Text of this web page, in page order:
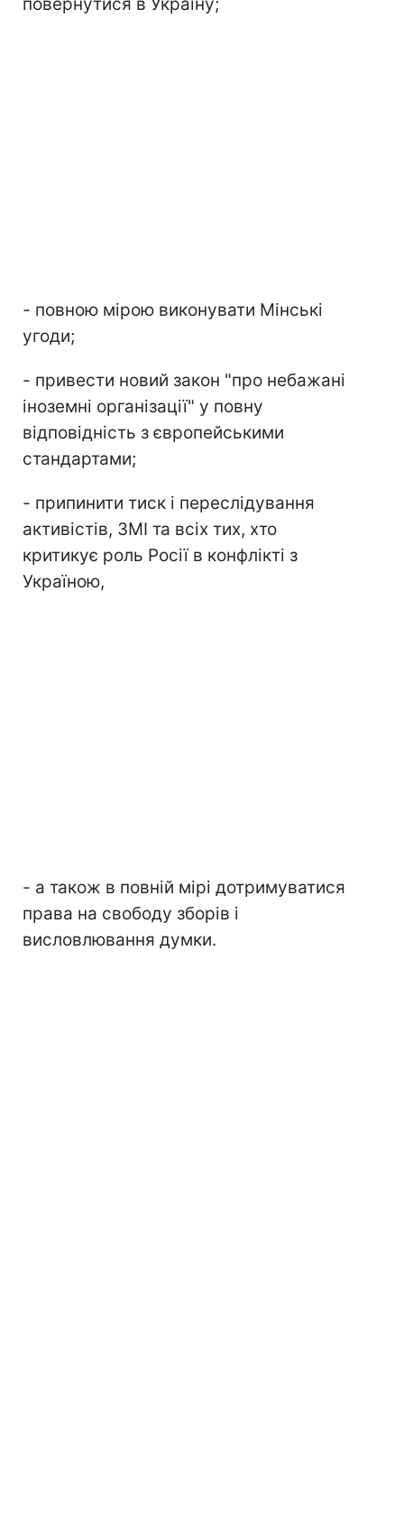
повернутися в Україну;
- повною мірою виконувати Мінські
угоди;
- привести новий закон "про небажані
іноземні організації" у повну
відповідність з європейськими
стандартами;
- припинити тиск і переслідування
активістів, ЗМІ та всіх тих, хто
критикує роль Росії в конфлікті з
Україною,
- а також в повній мірі дотримуватися
права на свободу зборів і
висловлювання думки.